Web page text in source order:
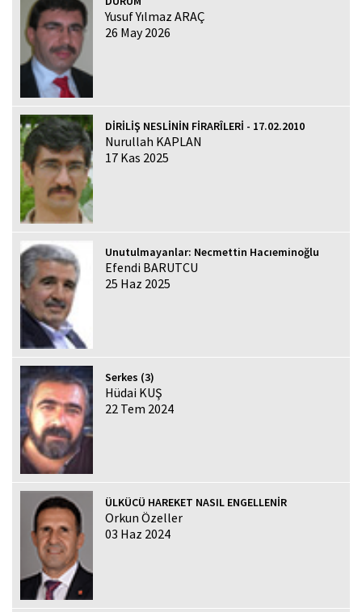
Yusuf Yılmaz ARAÇ
26 May 2026
DİRİLİŞ NESLİNİN FİRARÎLERİ - 17.02.2010
Nurullah KAPLAN
17 Kas 2025
Unutulmayanlar: Necmettin Hacıeminoğlu
Efendi BARUTCU
25 Haz 2025
Serkes (3)
Hüdai KUŞ
22 Tem 2024
ÜLKÜCÜ HAREKET NASIL ENGELLENİR
Orkun Özeller
03 Haz 2024